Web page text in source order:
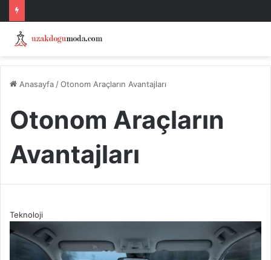
Anasayfa /Otonom Araçların Avantajları
Otonom Araçların
Avantajları
Teknoloji